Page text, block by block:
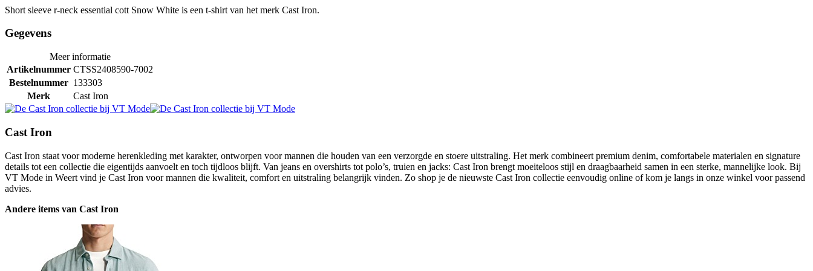
Short sleeve r-neck essential cott Snow White is een t-shirt van het merk Cast Iron.
Gegevens
Meer informatie
Artikelnummer CTSS2408590-7002
Bestelnummer 133303
Merk
Cast Iron
Cast Iron
Cast Iron staat voor moderne herenkleding met karakter, ontworpen voor mannen die houden van een verzorgde en stoere uitstraling. Het merk combineert premium denim, comfortabele materialen en signature
details tot een collectie die eigentijds aanvoelt en toch tijdloos blijft. Van jeans en overshirts tot polo’s, truien en jacks: Cast Iron brengt moeiteloos stijl en draagbaarheid samen in een sterke, mannelijke look. Bij
VT Mode in Weert vind je Cast Iron voor mannen die kwaliteit, comfort en uitstraling belangrijk vinden. Zo shop je de nieuwste Cast Iron collectie eenvoudig online of kom je langs in onze winkel voor passend
advies.
Andere items van Cast Iron